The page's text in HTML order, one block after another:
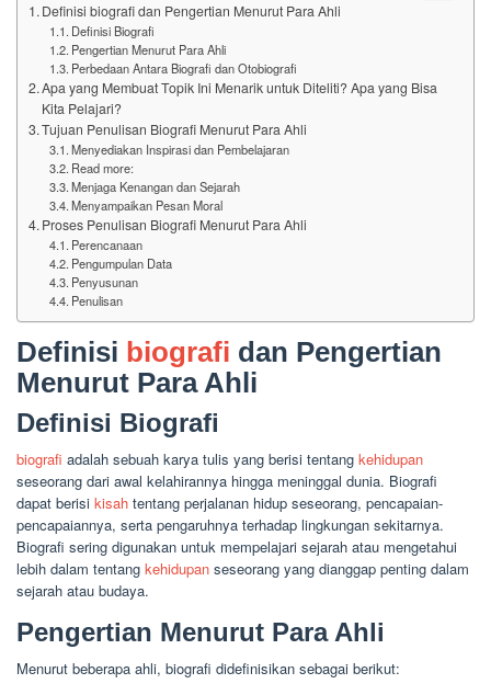
Definisi biografi dan Pengertian Menurut Para Ahli
Definisi Biografi
Pengertian Menurut Para Ahli
Perbedaan Antara Biografi dan Otobiografi
Apa yang Membuat Topik Ini Menarik untuk Diteliti? Apa yang Bisa
Kita Pelajari?
Tujuan Penulisan Biografi Menurut Para Ahli
Menyediakan Inspirasi dan Pembelajaran
Read more:
Menjaga Kenangan dan Sejarah
Menyampaikan Pesan Moral
Proses Penulisan Biografi Menurut Para Ahli
Perencanaan
Pengumpulan Data
Penyusunan
Penulisan
Definisi biografi dan Pengertian
Menurut Para Ahli
Definisi Biografi
biografi adalah sebuah karya tulis yang berisi tentang kehidupan
seseorang dari awal kelahirannya hingga meninggal dunia. Biografi
dapat berisi kisah tentang perjalanan hidup seseorang, pencapaian-
pencapaiannya, serta pengaruhnya terhadap lingkungan sekitarnya.
Biografi sering digunakan untuk mempelajari sejarah atau mengetahui
lebih dalam tentang kehidupan seseorang yang dianggap penting dalam
sejarah atau budaya.
Pengertian Menurut Para Ahli
Menurut beberapa ahli, biografi didefinisikan sebagai berikut: